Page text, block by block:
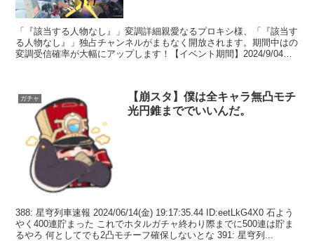
「『該当する人物なし』」変調詳細親愛なるプロキシ様、「『該当す
る人物なし』」独占チャンネルがまもなく開放されます。期間中はの
変調受信確率が大幅にアップします！【イベント期間】2024/9/04
ガチャ
【崩スタ】僕は全キャラ無凸モチ
光円錐まででいいんだ。
388: 星穹列車速報 2024/06/14(金) 19:17:35.44 ID:eetLkG4X0 石よう
やく400連貯まった これでホタルガチャ終わり際までに500連は貯ま
るやろ 何としてでも2凸モチーフ確保しないとな 391: 星穹列...